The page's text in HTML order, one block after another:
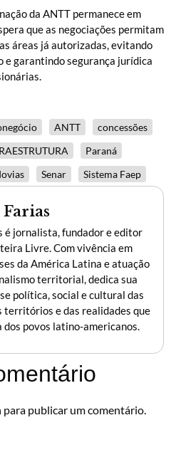
da ANTT permanece em
que as negociações permitam
áreas já autorizadas, evitando
e garantindo segurança jurídica
ANTT
concessões
Paraná
Senar Sistema Faep
é jornalista, fundador e editor
Livre. Com vivência em
da América Latina e atuação
territorial, dedica sua
política, social e cultural das
territórios e das realidades que
dos povos latino-americanos.
para publicar um comentário.